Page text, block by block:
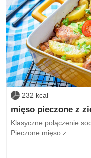
232 kcal
mięso pieczone z
Klasyczne połączenie
Pieczone mięso z